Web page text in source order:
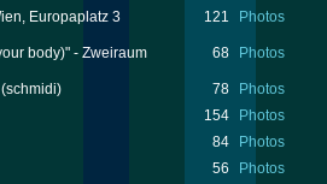
Europaplatz 3
121 Photos
body)" - Zweiraum
68 Photos
(schmidi) 78
Photos
154
Photos
84
Photos
56
Photos